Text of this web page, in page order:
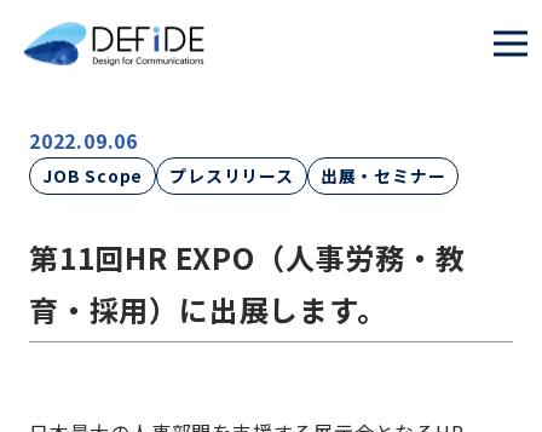
2022.09.06
JOB Scope プレスリリース 出展・セミナー
第11回HR EXPO（人事労務・教
育・採用）に出展します。